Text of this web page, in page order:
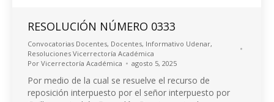
RESOLUCIÓN NÚMERO 0333
Convocatorias Docentes, Docentes, Informativo Udenar,
Resoluciones Vicerrectoría Académica
Por Vicerrectoría Académica agosto 5, 2025
Por medio de la cual se resuelve el recurso de
reposición interpuesto por el señor interpuesto por